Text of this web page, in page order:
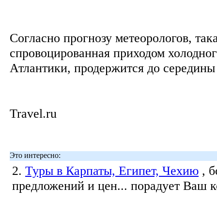
Согласно прогнозу метеорологов,
спровоцированная приходом
Атлантики, продержится до
Travel.ru
Это интересно:
2. Туры в Карпаты, Египет, Чехию ,
предложений и цен... порадует Ваш